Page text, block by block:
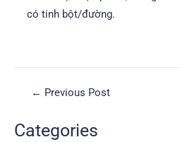
có tinh bột/đường.
← Previous Post
Categories